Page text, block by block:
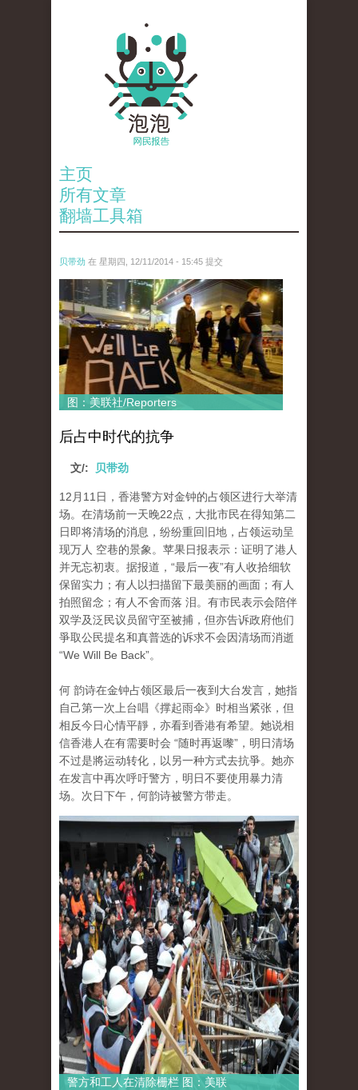
主页
所有文章
翻墙工具箱
贝带劲 在 星期四, 12/11/2014 - 15:45 提交
reporters_18475535.jpg
图：美联社/Reporters
后占中时代的抗争
文/: 贝带劲
12月11日，香港警方对金钟的占领区进行大举清
场。在清场前一天晚22点，大批市民在得知第二
日即将清场的消息，纷纷重回旧地，占领运动呈
现万人 空巷的景象。苹果日报表示：证明了港人
并无忘初衷。据报道，“最后一夜”有人收拾细软
保留实力；有人以扫描留下最美丽的画面；有人
拍照留念；有人不舍而落 泪。有市民表示会陪伴
双学及泛民议员留守至被捕，但亦告诉政府他们
爭取公民提名和真普选的诉求不会因清场而消逝
“We Will Be Back”。
何 韵诗在金钟占领区最后一夜到大台发言，她指
自己第一次上台唱《撑起雨伞》时相当紧张，但
相反今日心情平靜，亦看到香港有希望。她说相
信香港人在有需要时会 “随时再返嚟”，明日清场
不过是將运动转化，以另一种方式去抗爭。她亦
在发言中再次呼吁警方，明日不要使用暴力清
场。次日下午，何韵诗被警方带走。
警方和工人在清除栅栏 图：美联